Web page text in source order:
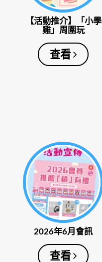
【活動推介】「小學
雞」周圍玩
查看
2026年6月會訊
查看